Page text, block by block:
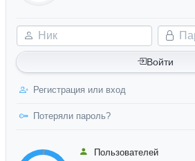
Ник Пароль
Войти
Регистрация или вход
Потеряли пароль?
Пользователей